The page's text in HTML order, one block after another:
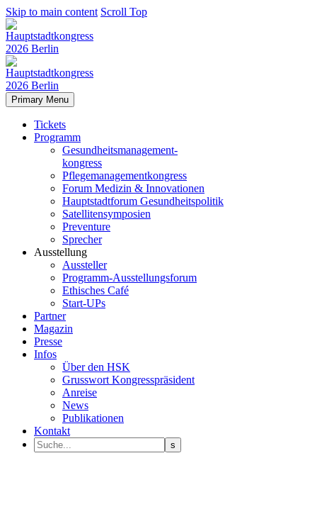
Skip to main content Scroll Top
Primary Menu
Tickets
Programm
Gesundheitsmanagement-
kongress
Pflegemanagementkongress
Forum Medizin & Innovationen
Hauptstadtforum Gesundheitspolitik
Satellitensymposien
Preventure
Sprecher
Ausstellung
Aussteller
Programm-Ausstellungsforum
Ethisches Café
Start-UPs
Partner
Magazin
Presse
Infos
Über den HSK
Grusswort Kongresspräsident
Anreise
News
Publikationen
Kontakt